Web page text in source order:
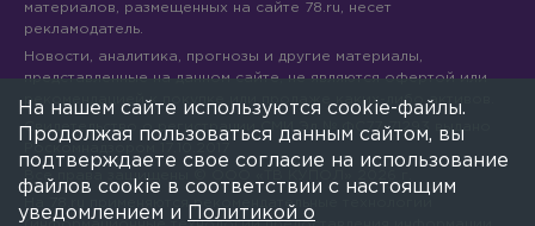
материалов, размещенных на сайте 78.ru, несет
рекламодатель.
Новости, аналитика, прогнозы и другие материалы,
представленные на данном сайте, не являются офертой или
рекомендацией к покупке или продаже каких-либо активов.
Свидетельство о регистрации СМИ Эл № ФС77-71293 выдано
Все права защищены © ООО «ТВ КУПОЛ»
На 78.ru применяются рекомендательные технологии
На нашем сайте используются cookie-файлы.
Продолжая пользоваться данным сайтом, вы
подтверждаете свое согласие на использование
файлов cookie в соответствии с настоящим
уведомлением и
Политикой о